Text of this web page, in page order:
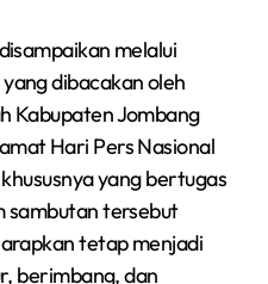
melalui
dibacakan oleh
Kabupaten Jombang
Hari Pers Nasional
yang bertugas
sambutan tersebut
tetap menjadi
berimbang, dan